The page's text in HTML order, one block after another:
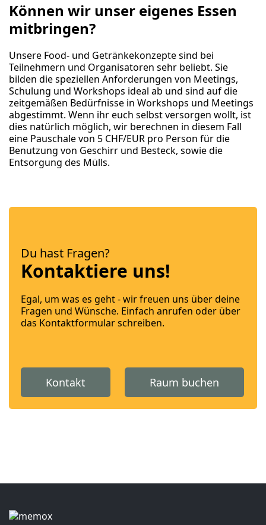
Können wir unser eigenes Essen
mitbringen?
Unsere Food- und Getränkekonzepte sind bei
Teilnehmern und Organisatoren sehr beliebt. Sie
bilden die speziellen Anforderungen von Meetings,
Schulung und Workshops ideal ab und sind auf die
zeitgemäßen Bedürfnisse in Workshops und Meetings
abgestimmt. Wenn ihr euch selbst versorgen wollt, ist
dies natürlich möglich, wir berechnen in diesem Fall
eine Pauschale von 5 CHF/EUR pro Person für die
Benutzung von Geschirr und Besteck, sowie die
Entsorgung des Mülls.
Du hast Fragen?
Kontaktiere uns!
Egal, um was es geht - wir freuen uns über deine
Fragen und Wünsche. Einfach anrufen oder über
das Kontaktformular schreiben.
Kontakt Raum buchen